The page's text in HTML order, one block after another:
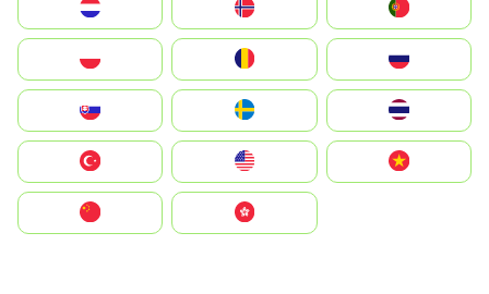
United States
中國香港特別行政區